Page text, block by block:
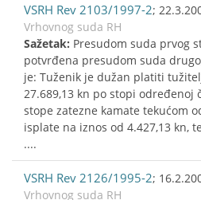
VSRH Rev 2103/1997-2;
Vrhovnog suda RH
Sažetak: Presudom suda prvog
potvrđena presudom suda
je: Tuženik je dužan platiti
27.689,13 kn po stopi određenoj
stope zatezne kamate tekućom
isplate na iznos od 4.427,13 kn,
....
VSRH Rev 2126/1995-2;
Vrhovnog suda RH